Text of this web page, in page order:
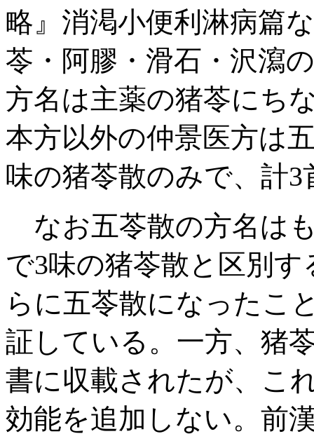
略』消渇小便利淋病篇
苓・阿膠・滑石・沢瀉
方名は主薬の猪苓にち
本方以外の仲景医方は
味の猪苓散のみで、計
なお五苓散の方名は
で3味の猪苓散と区別
らに五苓散になったこ
証している。一方、猪
書に収載されたが、こ
効能を追加しない。前